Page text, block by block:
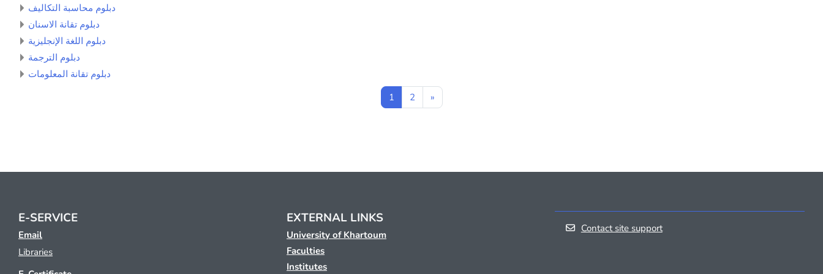
دبلوم محاسبة التكاليف
دبلوم تقانة الاسنان
دبلوم اللغة الإنجليزية
دبلوم الترجمة
دبلوم تقانة المعلومات
1Page 1
2Page 2
»Next page
E-SERVICE
Email
Libraries
EXTERNAL LINKS
University of Khartoum
Faculties
Institutes
Contact site support